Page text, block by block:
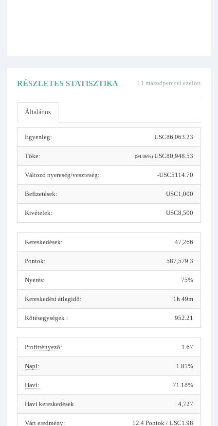
11 másodperccel ezelőtt
RÉSZLETES STATISZTIKA
Általános
Egyenleg: USC86,063.23
Tőke: (94.06%) USC80,948.53
Változó nyereség/veszteség: -USC5114.70
Befizetések: USC1,000
Kivételek: USC8,500
Kereskedések: 47,266
Pontok: 587,579.3
Nyerés: 75%
Kereskedési átlagidő: 1h 49m
Kötésegységek : 952.21
Profittényező: 1.67
Napi: 1.81%
Havi: 71.18%
Havi kereskedések 4,727
Várt eredmény: 12.4 Pontok / USC1.98